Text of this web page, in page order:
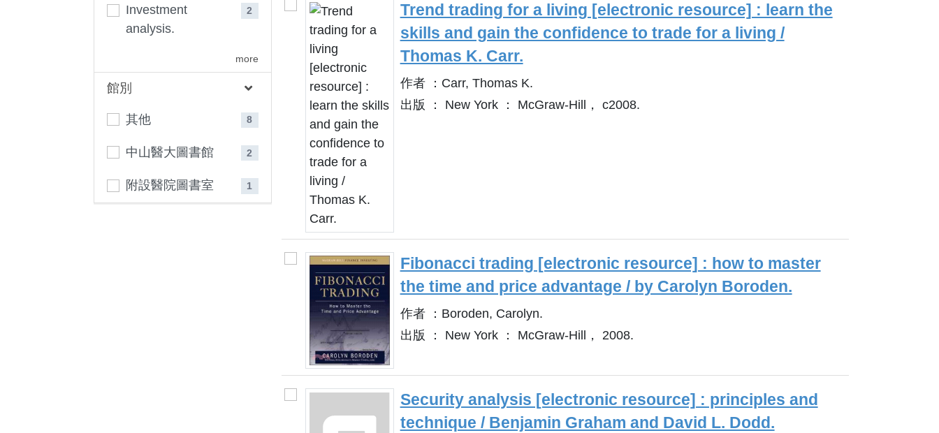
Investment
analysis.
2
more
館別
其他 8
中山醫大圖書館 2
附設醫院圖書室 1
Trend trading for a living [electronic resource] : learn the
skills and gain the confidence to trade for a living /
Thomas K. Carr.
作者 ：Carr, Thomas K.
出版 ： New York ： McGraw-Hill， c2008.
Fibonacci trading [electronic resource] : how to master
the time and price advantage / by Carolyn Boroden.
作者 ：Boroden, Carolyn.
出版 ： New York ： McGraw-Hill， 2008.
Security analysis [electronic resource] : principles and
technique / Benjamin Graham and David L. Dodd.